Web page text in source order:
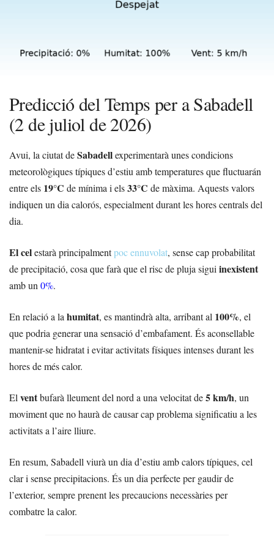
Predicció del Temps per a Sabadell
(2 de juliol de 2026)
Avui, la ciutat deSabadellexperimentarà unes condicions
meteorològiques típiques d’estiu amb temperatures que fluctuarán
entre els 19°C de mínima i els33°C de màxima. Aquests valors
indiquen un dia calorós, especialment durant les hores centrals del
dia.
El celestarà principalmentpoc ennuvolat, sense cap probabilitat
de precipitació, cosa que farà que el risc de pluja siguiinexistent
amb un0%.
En relació a lahumitat, es mantindrà alta, arribant al 100%, el
que podria generar una sensació d’embafament. És aconsellable
mantenir-se hidratat i evitar activitats físiques intenses durant les
hores de més calor.
Elventbufarà lleument del nord a una velocitat de5 km/h, un
moviment que no haurà de causar cap problema significatiu a les
activitats a l’aire lliure.
En resum, Sabadell viurà un dia d’estiu amb calors típiques, cel
clar i sense precipitacions. És un dia perfecte per gaudir de
l’exterior, sempre prenent les precaucions necessàries per
combatre la calor.